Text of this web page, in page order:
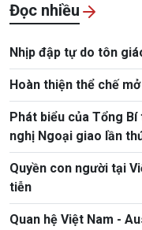
Đọc nhiều
Nhịp đập tự do tôn
Hoàn thiện thể chế
Phát biểu của Tổng
nghị Ngoại giao lần
Quyền con người tại
tiễn
Quan hệ Việt Nam -